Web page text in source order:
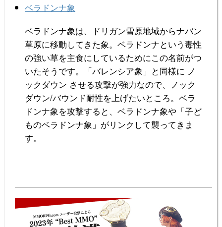
k
ベラドンナ象
ベラドンナ象は、ドリガン雪原地域からナバン
草原に移動してきた象。ベラドンナという毒性
の強い草を主食にしているためにこの名前がつ
いたそうです。「バレンシア象」と同様に ノ
ックダウン させる攻撃が強力なので、ノック
ダウン/バウンド耐性を上げたいところ。ベラ
ドンナ象を攻撃すると、ベラドンナ象や「子ど
ものベラドンナ象」がリンクして襲ってきま
す。